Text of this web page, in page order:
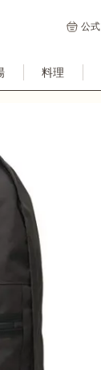
公
料理